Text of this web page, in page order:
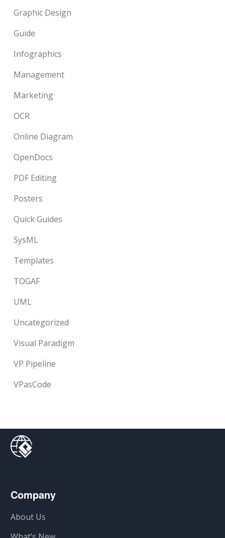
Graphic Design
Guide
Infographics
Management
Marketing
OCR
Online Diagram
OpenDocs
PDF Editing
Posters
Quick Guides
SysML
Templates
TOGAF
UML
Uncategorized
Visual Paradigm
VP Pipeline
VPasCode
Company
About Us